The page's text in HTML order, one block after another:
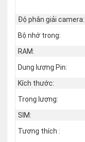
Độ phân giải camera:
Bộ nhớ trong:
RAM:
Dung lượng Pin:
Kích thước:
Trọng lượng:
SIM:
Tương thích :